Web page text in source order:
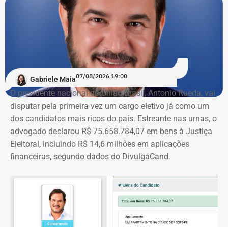
Gabriele Maia07/08/2026 19:00
O presidente nacional do União Brasil, Antonio Rueda, vai
disputar pela primeira vez um cargo eletivo já como um
dos candidatos mais ricos do país. Estreante nas urnas, o
advogado declarou R$ 75.658.784,07 em bens à Justiça
Eleitoral, incluindo R$ 14,6 milhões em aplicações
financeiras, segundo dados do DivulgaCand.